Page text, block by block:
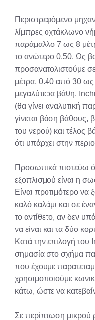
Περιστρεφόμενο
λίμπρες οχτάκλωνο
παράμαλλο 7 ως 8
το ανώτερο 0.50. Ως
προσανατολιστούμε
μέτρα, 0.40 από 30 ως
μεγαλύτερα βάθη.
(θα γίνει αναλυτική
γίνεται βάση βάθους,
του νερού) και τέλος
ότι υπάρχει στην
Προσωπικά πιστεύω
εξοπλισμού είναι η
Είναι προτιμότερο να
καλό καλάμι και σε
το αντίθετο, αν δεν
να είναι και τα δύο
Κατά την επιλογή του
σημασία στο σχήμα
που έχουμε
χρησιμοποιούμε
κάτω, ώστε να
Σε περίπτωση μικρού